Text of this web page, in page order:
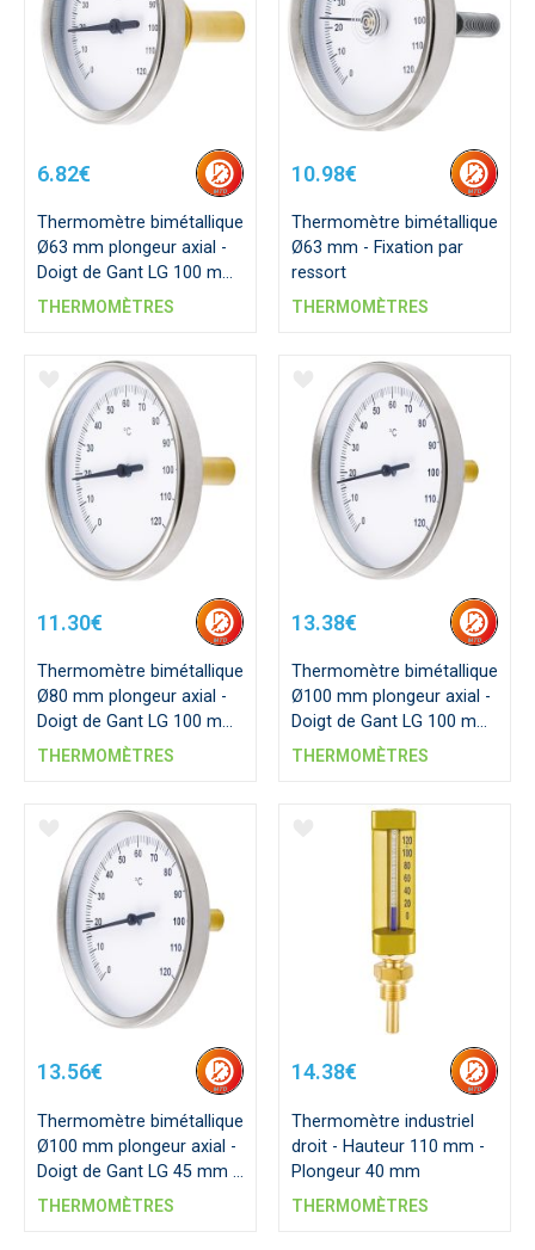
6.82€
Thermomètre bimétallique
Ø63 mm plongeur axial -
Doigt de Gant LG 100 mm
- L-Pocket 93 mm
THERMOMÈTRES
10.98€
Thermomètre bimétallique
Ø63 mm - Fixation par
ressort
THERMOMÈTRES
11.30€
Thermomètre bimétallique
Ø80 mm plongeur axial -
Doigt de Gant LG 100 mm
- L-Pocket 93 mm
THERMOMÈTRES
13.38€
Thermomètre bimétallique
Ø100 mm plongeur axial -
Doigt de Gant LG 100 mm
- L-Pocket 93 mm
THERMOMÈTRES
13.56€
Thermomètre bimétallique
Ø100 mm plongeur axial -
Doigt de Gant LG 45 mm -
L-Pocket 35 mm
THERMOMÈTRES
14.38€
Thermomètre industriel
droit - Hauteur 110 mm -
Plongeur 40 mm
THERMOMÈTRES